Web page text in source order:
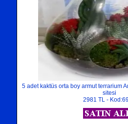
5 adet kaktüs orta boy armut terrarium
sitesi
2981 TL -